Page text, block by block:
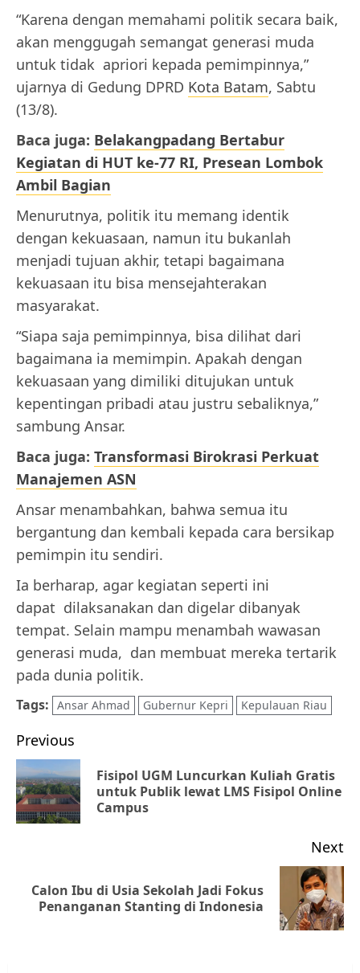
“Karena dengan memahami politik secara baik,
akan menggugah semangat generasi muda
untuk tidak apriori kepada pemimpinnya,”
ujarnya di Gedung DPRD Kota Batam, Sabtu
(13/8).
Baca juga: Belakangpadang Bertabur
Kegiatan di HUT ke-77 RI, Presean Lombok
Ambil Bagian
Menurutnya, politik itu memang identik
dengan kekuasaan, namun itu bukanlah
menjadi tujuan akhir, tetapi bagaimana
kekuasaan itu bisa mensejahterakan
masyarakat.
“Siapa saja pemimpinnya, bisa dilihat dari
bagaimana ia memimpin. Apakah dengan
kekuasaan yang dimiliki ditujukan untuk
kepentingan pribadi atau justru sebaliknya,”
sambung Ansar.
Baca juga: Transformasi Birokrasi Perkuat
Manajemen ASN
Ansar menambahkan, bahwa semua itu
bergantung dan kembali kepada cara bersikap
pemimpin itu sendiri.
Ia berharap, agar kegiatan seperti ini
dapat dilaksanakan dan digelar dibanyak
tempat. Selain mampu menambah wawasan
generasi muda, dan membuat mereka tertarik
pada dunia politik.
Tags: Ansar Ahmad Gubernur Kepri Kepulauan Riau
Post
navigation
Previous
Fisipol UGM Luncurkan Kuliah Gratis
untuk Publik lewat LMS Fisipol Online
Campus
Next
Next
post:
Calon Ibu di Usia Sekolah Jadi Fokus
Penanganan Stanting di Indonesia
Datangi Pemko Batam, Warga
Rempang Protes Lahan Mereka
Diambil untuk Sekolah Rakyat